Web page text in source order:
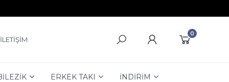
İLETİŞİM
0
ERKEK TAKI İNDİRİM